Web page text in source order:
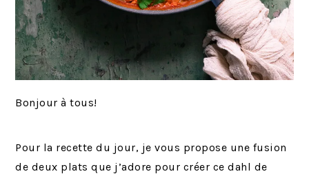
Bonjour à tous!
Pour la recette du jour, je vous propose une fusion
de deux plats que j’adore pour créer ce dahl de